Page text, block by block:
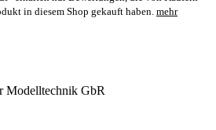
in diesem Shop gekauft haben. mehr
Modelltechnik GbR